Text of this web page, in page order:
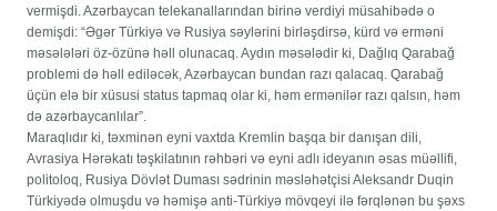
vermişdi. Azərbaycan telekanallarından birinə verdiyi müsahibədə o
demişdi: “Əgər Türkiyə və Rusiya səylərini birləşdirsə, kürd və erməni
məsələləri öz-özünə həll olunacaq. Aydın məsələdir ki, Dağlıq Qarabağ
problemi də həll ediləcək, Azərbaycan bundan razı qalacaq. Qarabağ
üçün elə bir xüsusi status tapmaq olar ki, həm ermənilər razı qalsın, həm
də azərbaycanlılar”.
Maraqlıdır ki, təxminən eyni vaxtda Kremlin başqa bir danışan dili,
Avrasiya Hərəkatı təşkilatının rəhbəri və eyni adlı ideyanın əsas müəllifi,
politoloq, Rusiya Dövlət Duması sədrinin məsləhətçisi Aleksandr Duqin
Türkiyədə olmuşdu və həmişə anti-Türkiyə mövqeyi ilə fərqlənən bu şəxs